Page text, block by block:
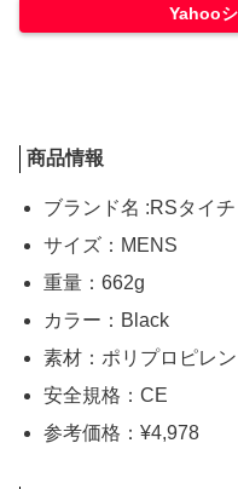
Yahoo
商品情報
ブランド名 :RSタイ
サイズ：MENS
重量：662g
カラー：Black
素材：ポリプロピレン
安全規格：CE
参考価格：¥4,978